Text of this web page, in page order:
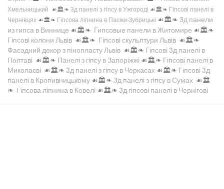
Хмельницький ☙🏛️❧ 3д панелі з гіпсу в Ужгороді ☙🏛️❧ Гіпсові панелі в
Чернівцях ☙🏛️❧ Гіпсова ліпнина в Пасіки-Зубрицькі ☙🏛️❧ 3д панели
из гипса в Виннице ☙🏛️❧ Гипсовые панели в Житомире ☙🏛️❧
Гіпсові колони Львів ☙🏛️❧ Гіпсові скульптури Львів ☙🏛️❧
Фасадний декор з пінопласту Львів ☙🏛️❧ Гіпсові 3д панелі в
Полтаві ☙🏛️❧ Панелі з гіпсу в Запоріжжі ☙🏛️❧ Гіпсові панелі в
Миколаєві ☙🏛️❧ 3д панелі з гіпсу в Черкасах ☙🏛️❧ Гіпсові 3д
панелі в Кропивницькому ☙🏛️❧ 3д панелі з гіпсу в Сумах ☙🏛️
❧ Гіпсова ліпнина в Ковелі ☙🏛️❧ 3д гіпсові панелі в Чернігові